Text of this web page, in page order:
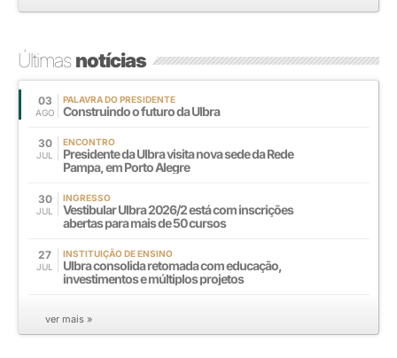
Últimasnotícias
03
AGO
PALAVRA DO PRESIDENTE
Construindo o futuro da Ulbra
30
JUL
ENCONTRO
Presidente da Ulbra visita nova sede da Rede
Pampa, em Porto Alegre
30
JUL
INGRESSO
Vestibular Ulbra 2026/2 está com inscrições
abertas para mais de 50 cursos
27
JUL
INSTITUIÇÃO DE ENSINO
Ulbra consolida retomada com educação,
investimentos e múltiplos projetos
ver mais »